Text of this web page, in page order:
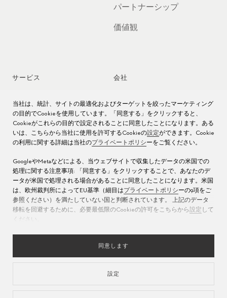
パートナーシップ
価値観
サービス
時計アフターサービス
時計のお手入れ
取扱説明書
よくある質問
サービス センター
会社
ジョブズ
プレス
お問い合わせ先
当社は、統計、サイトの最適化およびターゲットを絞ったマーケティング
の目的でCookieを使用しています。「同意する」をクリックすると、
Cookieがこれらの目的で設定されることに同意したことになります。ある
いは、こちらから当社に使用を許可するCookieの設定ができます。Cookie
の利用に関する詳細は当社のプライベートポリシーをご覧ください。
GoogleやMetaなどによる、当ウェブサイトで収集したデータの米国での
処理に関する注意事項: 「同意する」をクリックすることで、あなたのデ
ータが米国で処理される場合があることに同意したことになります。米国
は、欧州裁判所によってEU基準（細目はプライベートポリシーの9項をご
参照ください）を満たしていない国と判断されています。 上記のデータ
移転を回避するために、必要最低限のCookieの許可をこちらから設定 して
ください。
同意します
設定